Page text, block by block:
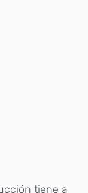
tiene a